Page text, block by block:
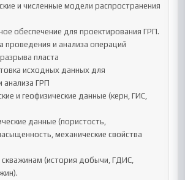
проведения и анализа операций
пласта
исходных данных для
анализа ГРП
механические свойства